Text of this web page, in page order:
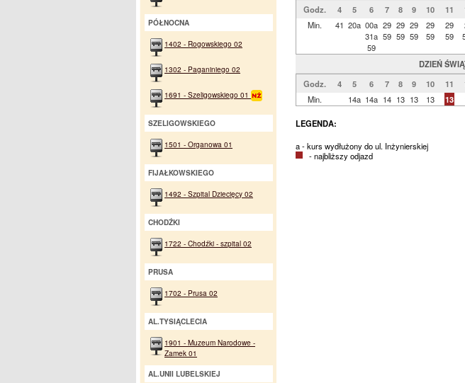
Godz.
4 5 6 7 8 9 10 11
Min.
41 20a 00a
31a
59
29
59
29
59
29
59
29
59
29
59
DZIEŃ
Godz.
4 5 6 7 8 9 10 11
Min.
14a 14a 14 13 13 13 13
LEGENDA:
a - kurs wydłużony do ul. Inżynierskiej
- najbliższy odjazd
PÓŁNOCNA
1402 - Rogowskiego 02
1302 - Paganiniego 02
1691 - Szeligowskiego 01
SZELIGOWSKIEGO
1501 - Organowa 01
FIJAŁKOWSKIEGO
1492 - Szpital Dziecięcy 02
CHODŹKI
1722 - Chodźki - szpital 02
PRUSA
1702 - Prusa 02
AL.TYSIĄCLECIA
1901 - Muzeum Narodowe -
Zamek 01
AL.UNII LUBELSKIEJ